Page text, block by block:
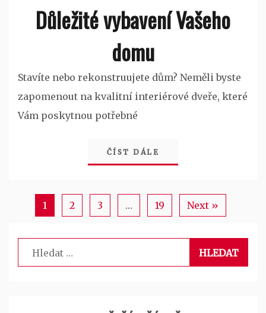
Důležité vybavení Vašeho
domu
Stavíte nebo rekonstruujete dům? Neměli byste
zapomenout na kvalitní interiérové dveře, které
Vám poskytnou potřebné
ČÍST DÁLE
1 2 3 … 19 Next »
Vyhledávání